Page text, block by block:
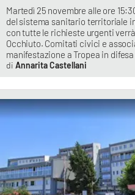
Martedì 25 novembre alle ore
del sistema sanitario territoriale
con tutte le richieste urgenti
Occhiuto. Comitati civici e
manifestazione a Tropea in
Annarita Castellani